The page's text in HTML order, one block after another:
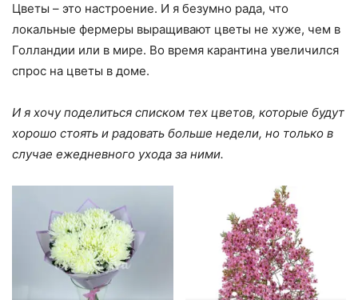
Цветы – это настроение. И я безумно рада, что
локальные фермеры выращивают цветы не хуже, чем в
Голландии или в мире. Во время карантина увеличился
спрос на цветы в доме.
И я хочу поделиться списком тех цветов, которые будут
хорошо стоять и радовать больше недели, но только в
случае ежедневного ухода за ними.